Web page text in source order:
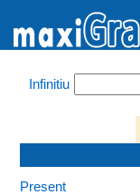
Infinitiu
Present